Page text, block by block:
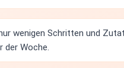
wenigen Schritten und
der Woche.